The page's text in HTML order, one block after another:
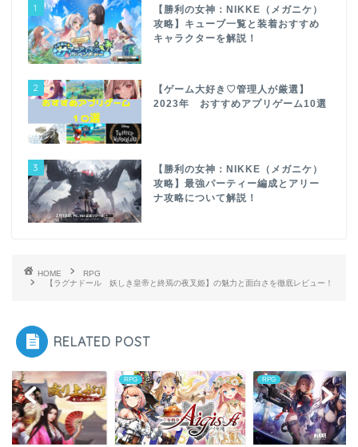
1
【勝利の女神：NIKKE（メガニケ）
攻略】キューブ一覧と装着おすすめ
キャラクターを解説！
2
【ゲーム大好き♡管理人が厳選】
2023年 おすすめアプリゲーム10選
3
【勝利の女神：NIKKE（メガニケ）
攻略】最強パーティー編成とアリー
ナ攻略について解説！
HOME
RPG
【ラグナドール 妖しき皇帝と終焉の夜叉姫】の魅力と面白さを徹底レビュー！
RELATED POST
RPG RPG